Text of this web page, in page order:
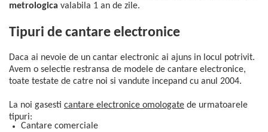
metrologica valabila 1 an de zile.
Tipuri de cantare electronice
Daca ai nevoie de un cantar electronic ai ajuns in locul potrivit.
Avem o selectie restransa de modele de cantare electronice,
toate testate de catre noi si vandute incepand cu anul 2004.
La noi gasesti cantare electronice omologate de urmatoarele
tipuri:
Cantare comerciale